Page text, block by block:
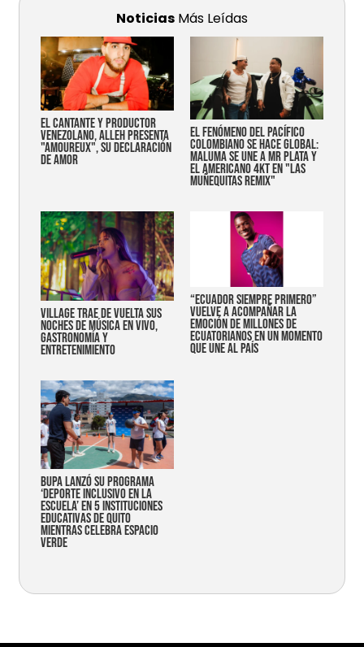
Noticias Más Leídas
EL CANTANTE Y PRODUCTOR
VENEZOLANO, ALLEH PRESENTA
"AMOUREUX", SU DECLARACIÓN
DE AMOR
EL FENÓMENO DEL PACÍFICO
COLOMBIANO SE HACE GLOBAL:
MALUMA SE UNE A MR PLATA Y
EL AMERICANO 4KT EN "LAS
MUÑEQUITAS REMIX"
Village trae de vuelta sus
noches de música en vivo,
gastronomía y
entretenimiento
“Ecuador siempre primero”
vuelve a acompañar la
emoción de millones de
ecuatorianos en un momento
que une al país
Bupa lanzó su programa
‘Deporte Inclusivo en la
Escuela’ en 5 instituciones
educativas de Quito
mientras celebra espacio
verde